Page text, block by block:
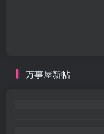
万事屋新帖